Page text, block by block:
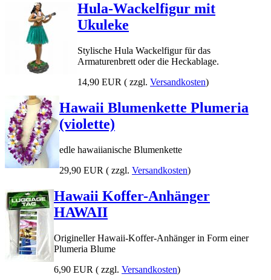
Hula-Wackelfigur mit
Ukuleke
Stylische Hula Wackelfigur für das
Armaturenbrett oder die Heckablage.
14,90 EUR ( zzgl. Versandkosten)
Hawaii Blumenkette Plumeria
(violette)
edle hawaiianische Blumenkette
29,90 EUR ( zzgl. Versandkosten)
Hawaii Koffer-Anhänger
HAWAII
Origineller Hawaii-Koffer-Anhänger in Form einer
Plumeria Blume
6,90 EUR ( zzgl. Versandkosten)